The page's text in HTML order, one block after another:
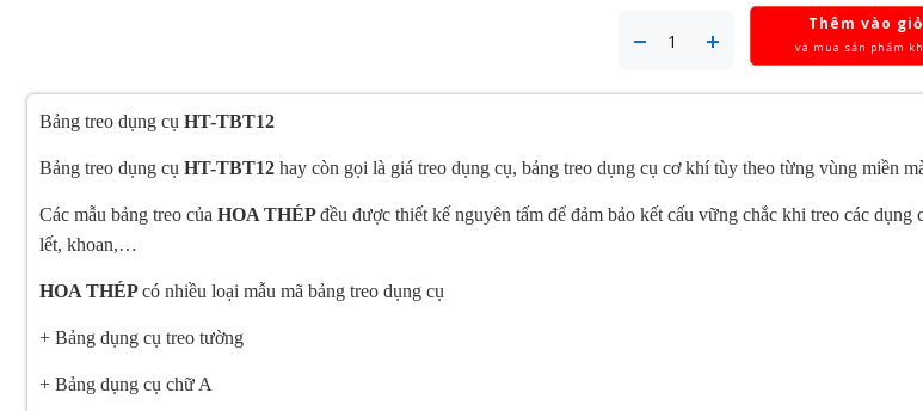
Thêm vào giỏ
và mua sản phẩm
Bảng treo dụng cụ HT-TBT12
Bảng treo dụng cụ HT-TBT12 hay còn gọi là giá treo dụng cụ, bảng treo dụng cụ cơ khí tùy theo từng vùng miền
Các mẫu bảng treo của HOA THÉPđều được thiết kế nguyên tấm để đảm bảo kết cấu vững chắc khi treo các dụng
lết, khoan,…
HOA THÉPcó nhiều loại mẫu mã bảng treo dụng cụ
+ Bảng dụng cụ treo tường
+ Bảng dụng cụ chữ A